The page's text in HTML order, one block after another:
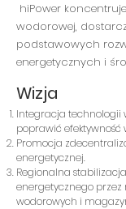
hiPower
wodorowej,
podstawowych
energetycznych i
Wizja
Integracja technologii
poprawić efektywność
Promocja
energetycznej.
Regionalna
energetycznego
wodorowych i